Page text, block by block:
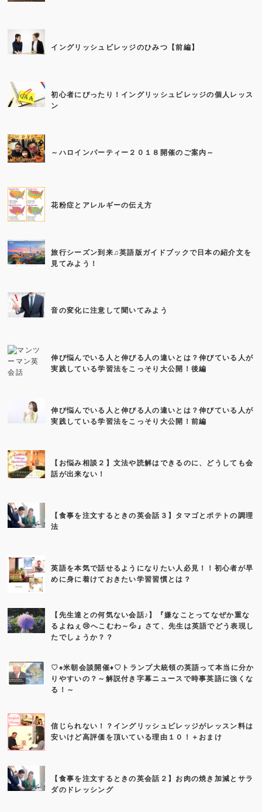
イングリッシュビレッジのひみつ【前編】
初心者にぴったり！イングリッシュビレッジの個人レッス
ン
～ハロインパーティー２０１８開催のご案内～
花粉症とアレルギーの伝え方
旅行シーズン到来♫英語版ガイドブックで日本の紹介文を
見てみよう！
音の変化に注意して聞いてみよう
伸び悩んでいる人と伸びる人の違いとは？伸びている人が
実践している学習法をこっそり大公開！後編
伸び悩んでいる人と伸びる人の違いとは？伸びている人が
実践している学習法をこっそり大公開！前編
【お悩み相談２】文法や読解はできるのに、どうしても会
話が出来ない！
【食事を注文するときの英会話３】タマゴとポテトの調理
法
英語を本気で話せるようになりたい人必見！！初心者が早
めに身に着けておきたい学習習慣とは？
【先生達との何気ない会話♪】『嫌なことってなぜか重な
るよねぇ😢へこむわ～💦』さて、先生は英語でどう表現し
たでしょうか？？
♡♠米朝会談開催♦♡トランプ大統領の英語って本当に分か
りやすいの？～解説付き字幕ニュースで時事英語に強くな
る！～
信じられない！？イングリッシュビレッジがレッスン料は
安いけど高評価を頂いている理由１０！＋おまけ
【食事を注文するときの英会話２】お肉の焼き加減とサラ
ダのドレッシング